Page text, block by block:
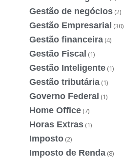
Gestão de negócios (2)
Gestão Empresarial (30)
Gestão financeira (4)
Gestão Fiscal (1)
Gestão Inteligente (1)
Gestão tributária (1)
Governo Federal (1)
Home Office (7)
Horas Extras (1)
Imposto (2)
Imposto de Renda (8)